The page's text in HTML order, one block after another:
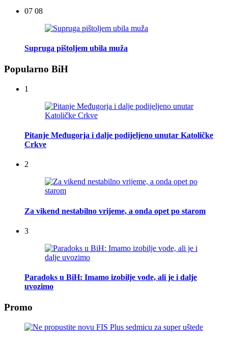
07 08
Supruga pištoljem ubila muža
Popularno BiH
1
Pitanje Međugorja i dalje podijeljeno unutar Katoličke
Crkve
2
Za vikend nestabilno vrijeme, a onda opet po starom
3
Paradoks u BiH: Imamo izobilje vode, ali je i dalje
uvozimo
Promo